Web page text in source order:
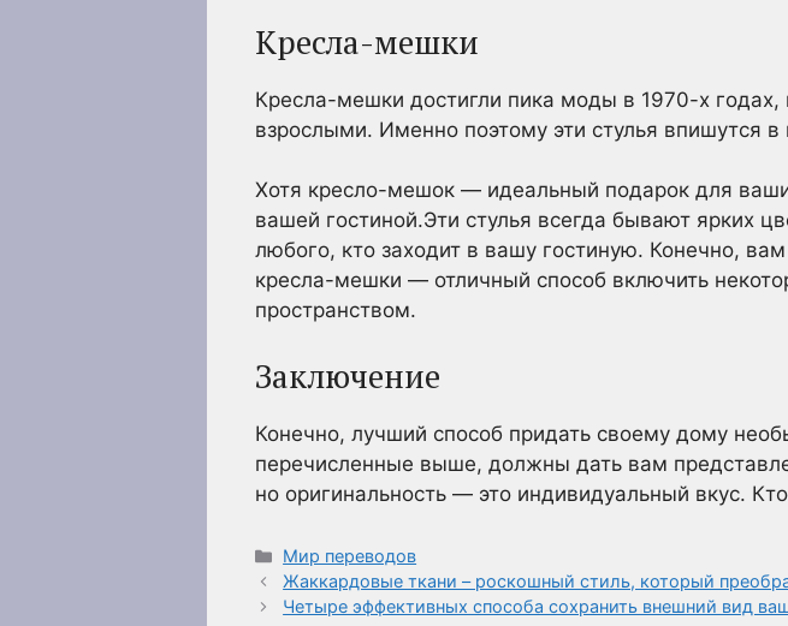
Кресла-мешки
Кресла-мешки достигли пика моды в 1970-х
взрослыми. Именно поэтому эти стулья впишутся
Хотя кресло-мешок — идеальный подарок для
вашей гостиной.Эти стулья всегда бывают ярких
любого, кто заходит в вашу гостиную. Конечно,
кресла-мешки — отличный способ включить
пространством.
Заключение
Конечно, лучший способ придать своему дому
перечисленные выше, должны дать вам
но оригинальность — это индивидуальный вкус.
Рубрики
Мир переводов
Жаккардовые ткани – роскошный стиль, который
Четыре эффективных способа сохранить внешний вид